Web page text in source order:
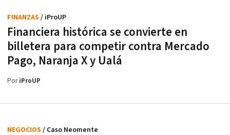
Financiera histórica se convierte en
billetera para competir contra Mercado
Pago, Naranja X y Ualá
FINANZAS / iProUP
PoriProUP
NEGOCIOS / Caso Neomente